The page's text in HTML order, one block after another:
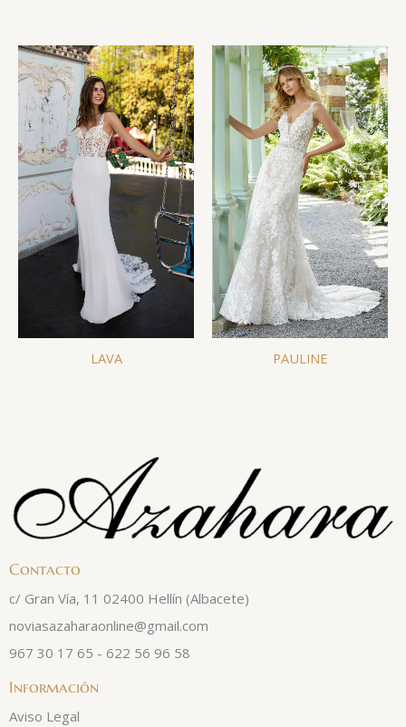
LAVA PAULINE
Contacto
c/ Gran Vía, 11 02400 Hellín (Albacete)
noviasazaharaonline@gmail.com
967 30 17 65 - 622 56 96 58
Información
Aviso Legal